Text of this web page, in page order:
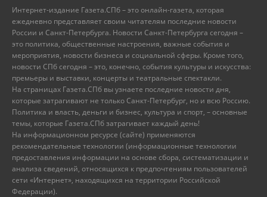
Интернет-издание Газета.СПб – это онлайн-газета, которая
ежедневно представляет своим читателям последние новости
России и Санкт-Петербурга. Новости Санкт-Петербурга сегодня –
это политика, общественные настроения, важные события и
мероприятия, новости бизнеса и социальной сферы. Кроме того,
новости СПб сегодня – это, конечно, события культуры и искусства:
премьеры и выставки, концерты и театральные спектакли.
На страницах Газета.СПб вы узнаете последние новости дня,
которые затрагивают не только Санкт-Петербург, но и всю Россию.
Политика и власть, деньги и бизнес, культура и спорт, – основные
темы, которые Газета.СПб затрагивает каждый день!
На информационном ресурсе (сайте) применяются
рекомендательные технологии (информационные технологии
предоставления информации на основе сбора, систематизации и
анализа сведений, относящихся к предпочтениям пользователей
сети «Интернет», находящихся на территории Российской
Федерации).